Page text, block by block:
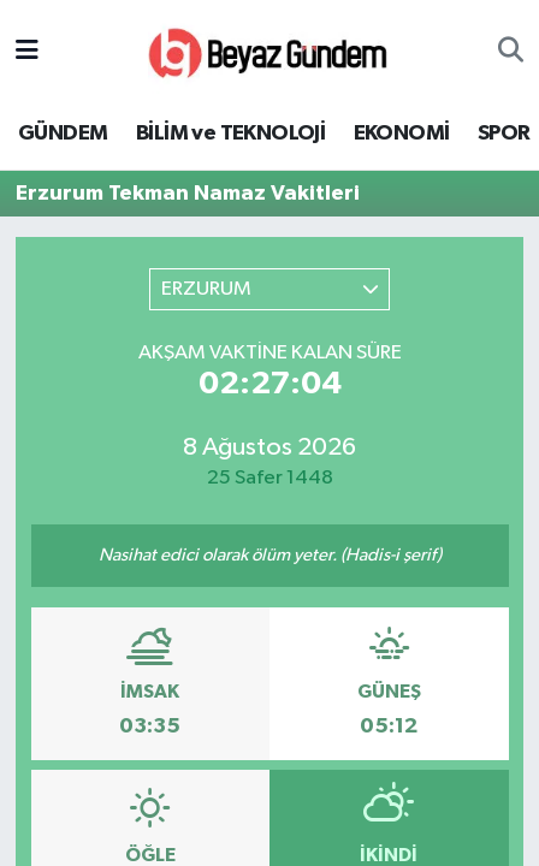
GÜNDEM BİLİM ve TEKNOLOJİ EKONOMİ SPOR
Erzurum Tekman Namaz Vakitleri
ERZURUM
AKŞAM VAKTINE KALAN SÜRE
02:27:04
8 Ağustos 2026
25 Safer 1448
Nasihat edici olarak ölüm yeter. (Hadis-i şerif)
İMSAK
03:35
GÜNEŞ
05:12
ÖĞLE İKINDI
EKONOMİ
KÜLTÜR SANAT
MAGAZİN
Süper Lig Puan Durumu ve Fikstür
Tüm Manşetler